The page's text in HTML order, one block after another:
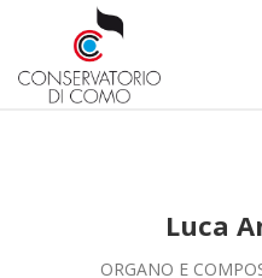
Luca
ORGANO E